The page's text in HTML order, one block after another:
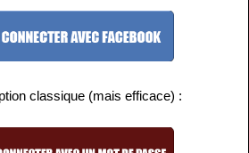
classique (mais efficace) :